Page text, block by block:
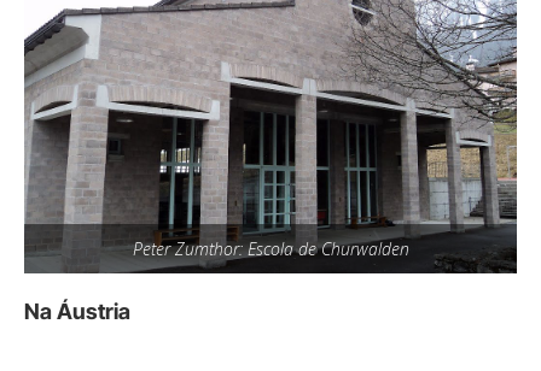
Peter Zumthor: Escola de Churwalden
Na Áustria